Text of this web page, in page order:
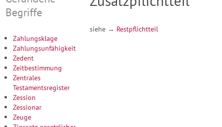
Begriffe
Zahlungsklage
Zahlungsunfähigkeit
Zedent
Zeitbestimmung
Zentrales
Testamentsregister
Zession
Zessionar
Zeuge
siehe → Restpflichtteil